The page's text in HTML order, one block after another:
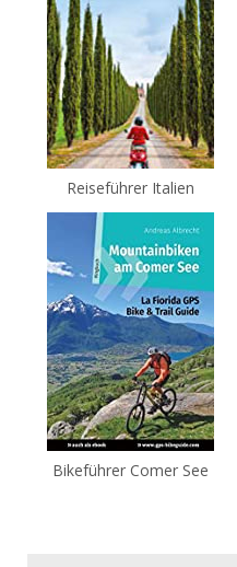
Reiseführer Italien
Bikeführer Comer See